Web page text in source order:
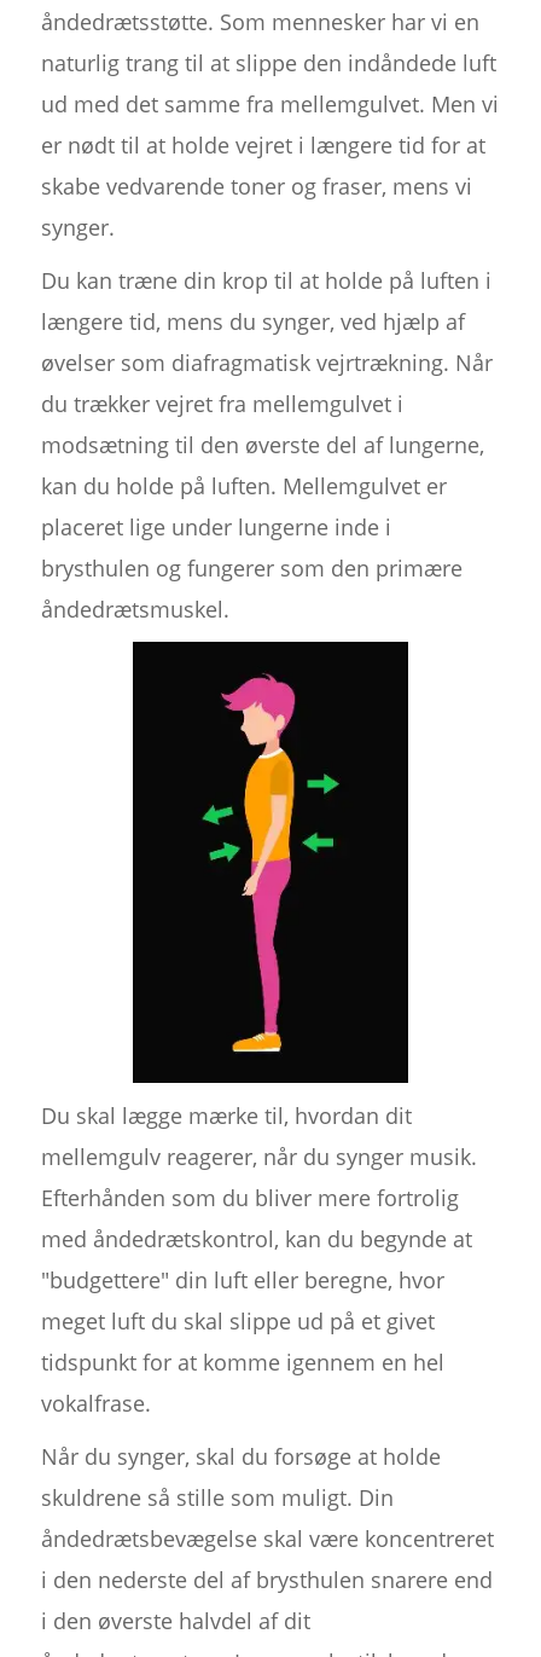
åndedrætsstøtte. Som mennesker har vi en
naturlig trang til at slippe den indåndede luft
ud med det samme fra mellemgulvet. Men vi
er nødt til at holde vejret i længere tid for at
skabe vedvarende toner og fraser, mens vi
synger.
Du kan træne din krop til at holde på luften i
længere tid, mens du synger, ved hjælp af
øvelser som diafragmatisk vejrtrækning. Når
du trækker vejret fra mellemgulvet i
modsætning til den øverste del af lungerne,
kan du holde på luften. Mellemgulvet er
placeret lige under lungerne inde i
brysthulen og fungerer som den primære
åndedrætsmuskel.
Du skal lægge mærke til, hvordan dit
mellemgulv reagerer, når du synger musik.
Efterhånden som du bliver mere fortrolig
med åndedrætskontrol, kan du begynde at
"budgettere" din luft eller beregne, hvor
meget luft du skal slippe ud på et givet
tidspunkt for at komme igennem en hel
vokalfrase.
Når du synger, skal du forsøge at holde
skuldrene så stille som muligt. Din
åndedrætsbevægelse skal være koncentreret
i den nederste del af brysthulen snarere end
i den øverste halvdel af dit